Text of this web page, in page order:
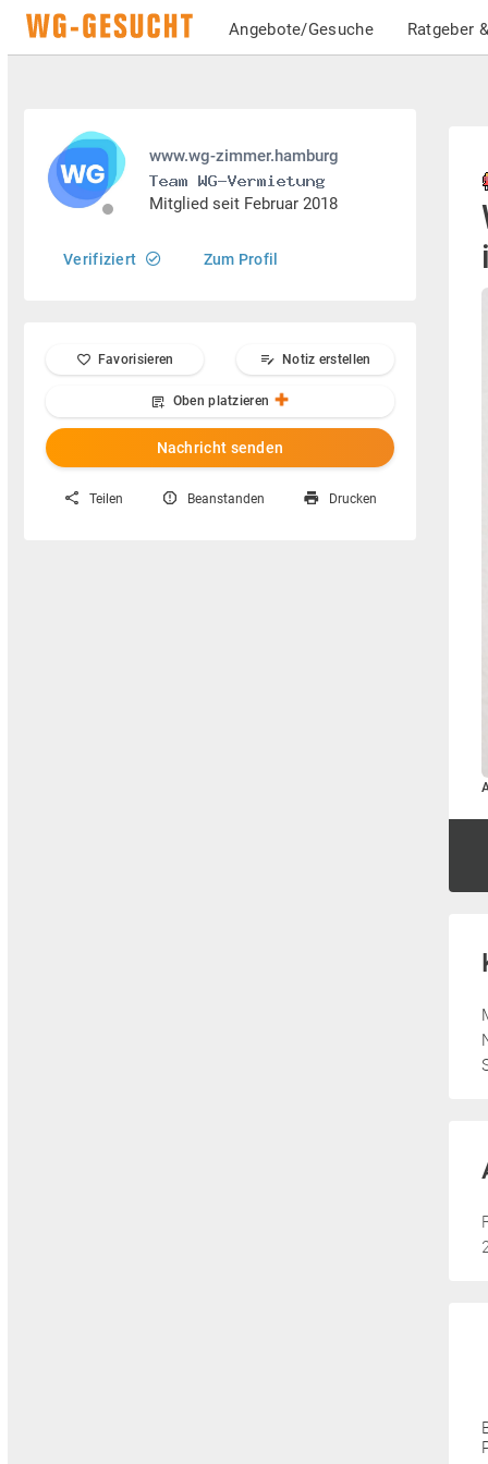
Angebote/Gesuche Ratgeber
www.wg-zimmer.hamburg
Mitglied seit Februar 2018
Verifiziert Zum Profil
Favorisieren Notiz erstellen
Oben platzieren
Nachricht senden
Teilen Beanstanden Drucken